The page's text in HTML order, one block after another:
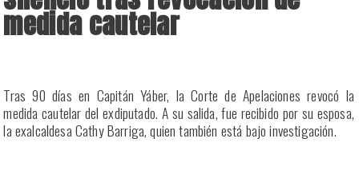
medida cautelar
Tras 90 días en Capitán Yáber, la Corte de Apelaciones revocó la
medida cautelar del exdiputado. A su salida, fue recibido por su esposa,
la exalcaldesa Cathy Barriga, quien también está bajo investigación.